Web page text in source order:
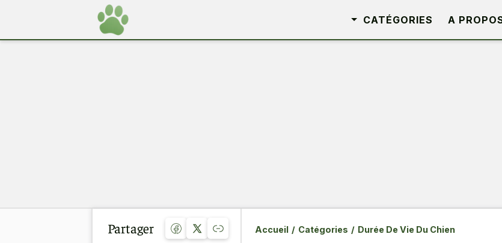
CATÉGORIES A
Partager Accueil / Catégories / Durée De Vie Du Chien